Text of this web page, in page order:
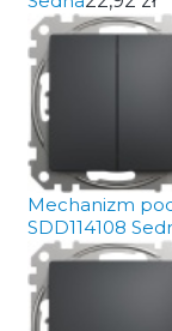
Mechanizm
SDD114108